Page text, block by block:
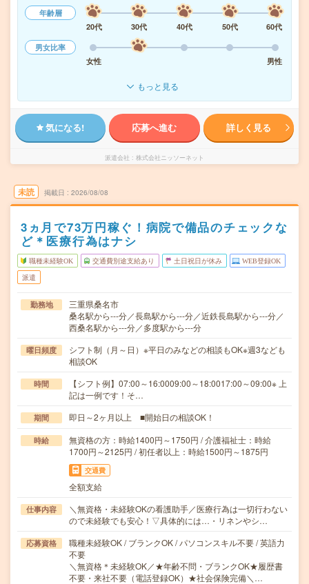
年齢層
20代
30代 40代 50代
60代
男女比率
女性
男性
もっと見る
気になる! 応募へ進む 詳しく見る
派遣会社 株式会社ニッソーネット
未読 掲載日 2026/08/08
3ヵ月で73万円稼ぐ！病院で備品のチェックな
ど＊医療行為はナシ
職種未経験OK 交通費別途支給あり 土日祝日が休み WEB登録OK
派遣
勤務地
三重県桑名市
桑名駅から---分／長島駅から---分／近鉄長島駅から---分／
西桑名駅から---分／多度駅から---分
曜日頻度
シフト制（月～日）※平日のみなどの相談もOK※週3なども
相談OK
時間
【シフト例】07:00～16:0009:00～18:0017:00～09:00※ 上
記は一例です！そ…
期間 即日～2ヶ月以上 ■開始日の相談OK！
時給
無資格の方：時給1400円～1750円 / 介護福祉士：時給
1700円～2125円 / 初任者以上：時給1500円～1875円
交通費
全額支給
仕事内容
＼無資格・未経験OKの看護助手／医療行為は一切行わない
ので未経験でも安心！▽具体的には…・リネンやシ…
応募資格
職種未経験OK / ブランクOK / パソコンスキル不要 / 英語力
不要
＼無資格＊未経験OK／★年齢不問・ブランクOK★履歴書
不要・来社不要（電話登録OK）★社会保険完備＼…